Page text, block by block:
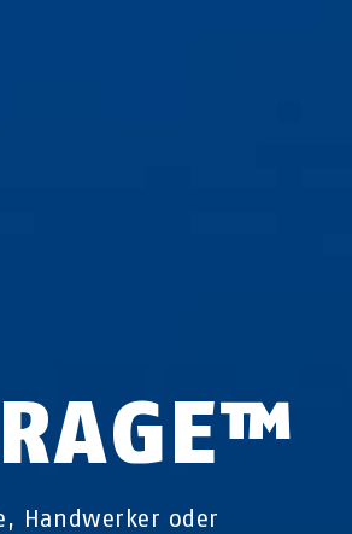
Handwerker oder